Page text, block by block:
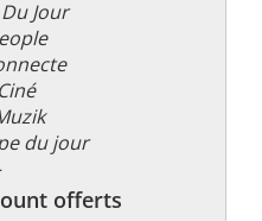
Jour
du jour
offerts